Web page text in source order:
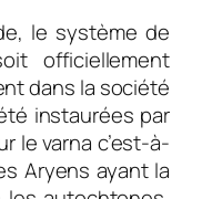
le système de
officiellement
dans la société
instaurées par
le varna c’est-à-
Aryens ayant la